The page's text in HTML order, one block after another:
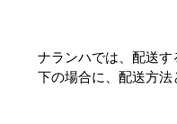
ナランハでは、配送
下の場合に、配送方